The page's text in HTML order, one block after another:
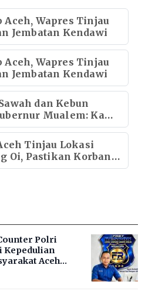
Wapres Tinjau
Jembatan Kendawi
Wapres Tinjau
Jembatan Kendawi
dan Kebun
Mualem: Kami
Menteri
Tinjau Lokasi
Oi, Pastikan Korban
Kebutuhan Pokok
Polri
Kepedulian
Aceh